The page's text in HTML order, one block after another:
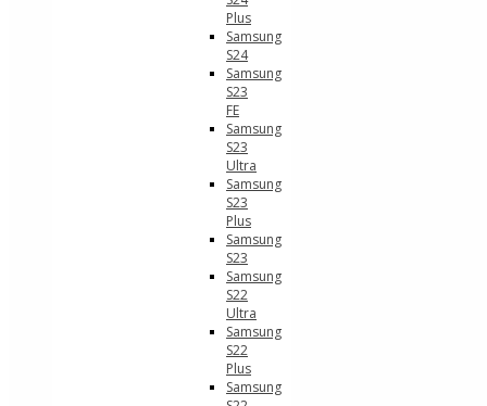
Plus
Samsung
S24
Samsung
S23
FE
Samsung
S23
Ultra
Samsung
S23
Plus
Samsung
S23
Samsung
S22
Ultra
Samsung
S22
Plus
Samsung